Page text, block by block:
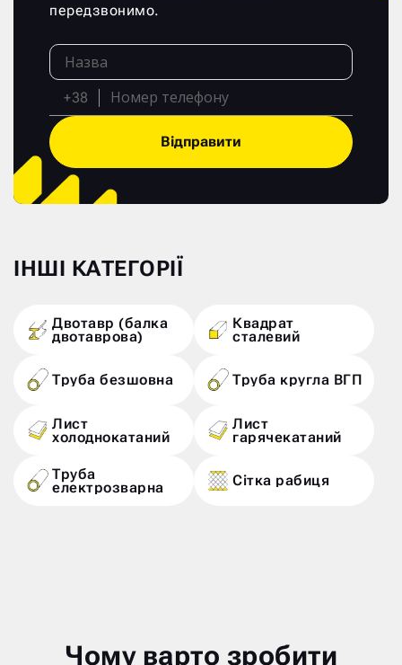
передзвонимо.
+38
Відправити
ІНШІ КАТЕГОРІЇ
Двотавр (балка
двотаврова)
Квадрат
сталевий
Труба безшовна Труба кругла ВГП
Лист
холоднокатаний
Лист
гарячекатаний
Труба
електрозварна Сітка рабиця
Чому варто зробити